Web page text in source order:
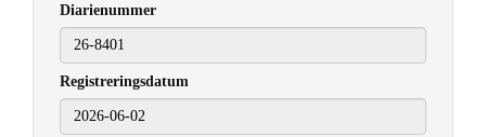
Diarienummer
Registreringsdatum
2026-06-02